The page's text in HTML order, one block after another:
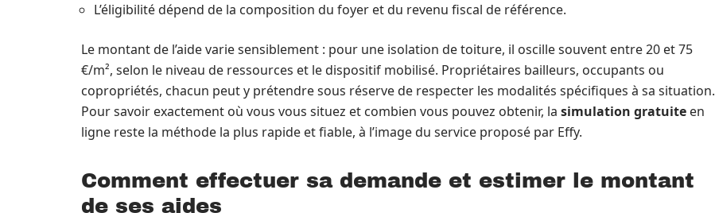
L’éligibilité dépend de la composition du foyer et du revenu fiscal de référence.
Le montant de l’aide varie sensiblement : pour une isolation de toiture, il oscille souvent entre 20 et 75
€/m², selon le niveau de ressources et le dispositif mobilisé. Propriétaires bailleurs, occupants ou
copropriétés, chacun peut y prétendre sous réserve de respecter les modalités spécifiques à sa situation.
Pour savoir exactement où vous vous situez et combien vous pouvez obtenir, la simulation gratuite en
ligne reste la méthode la plus rapide et fiable, à l’image du service proposé par Effy.
Comment effectuer sa demande et estimer le montant
de ses aides